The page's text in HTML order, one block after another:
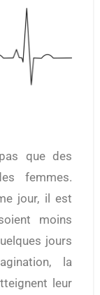
femmes.
jour, il est
moins
jours
la
leur